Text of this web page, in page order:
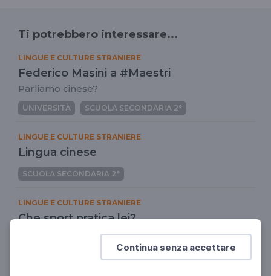
Continua senza accettare
Ti potrebbero interessare...
LINGUE E CULTURE STRANIERE
Federico Masini a #Maestri
Parliamo cinese?
UNIVERSITÀ SCUOLA SECONDARIA 2°
LINGUE E CULTURE STRANIERE
Lingua cinese
SCUOLA SECONDARIA 2°
LINGUE E CULTURE STRANIERE
Che sport pratica lei?
Cinese facile facile/2
SCUOLA SECONDARIA 2°